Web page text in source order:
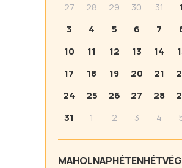
27
28 29 30 31
3
4 5 6 7
10
11 12 13 14
17
18 19 20 21
24
25 26 27 28
31
1 2 3 4
MAHOLNAPHÉTEN